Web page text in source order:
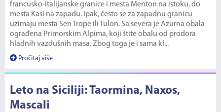
francusko-italijanske granice i mesta Menton na istoku, do
mesta Kasi na zapadu. Ipak, često se za zapadnu granicu
uzimaju mesta Sen Trope ili Tulon. Sa severa je Azurna obala
ograđena Primorskim Alpima, koji štite obalu od prodora
hladnih vazdušnih masa. Zbog toga je i sama kl...
Pročitaj više
Leto na Siciliji: Taormina, Naxos,
Mascali